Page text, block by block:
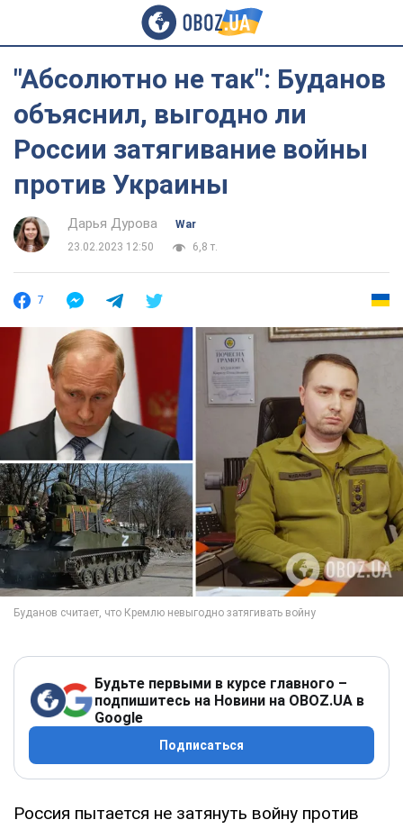
"Абсолютно не так": Буданов
объяснил, выгодно ли
России затягивание войны
против Украины
Дарья Дурова
War
23.02.2023 12:50
6,8 т.
7
Будьте первыми в курсе главного –
подпишитесь на Новини на OBOZ.UA в
Google
Подписаться
Россия пытается не затянуть войну против